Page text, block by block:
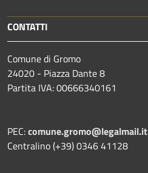
CONTATTI
Comune di Gromo
24020 - Piazza Dante 8
Partita IVA: 00666340161
PEC:comune.gromo@legalmail.it
Centralino (+39) 0346 41128